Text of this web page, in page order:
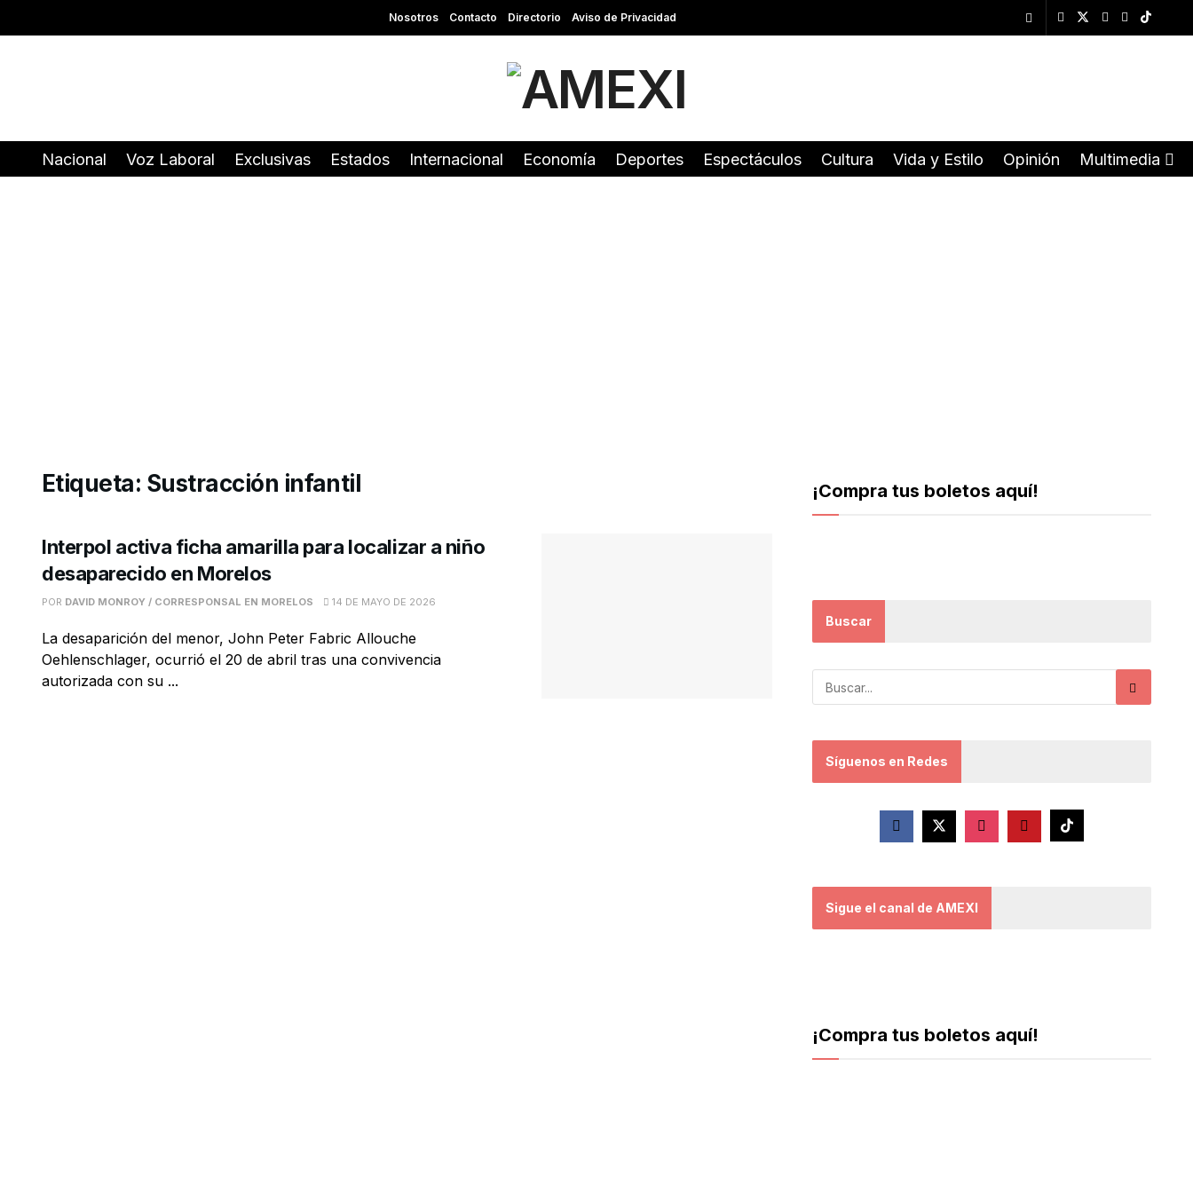
Nosotros Contacto Directorio Aviso de Privacidad
Nacional Voz Laboral Exclusivas Estados Internacional Economía Deportes Espectáculos Cultura Vida y Estilo Opinión Multimedia
Etiqueta: Sustracción infantil
Interpol activa ficha amarilla para localizar a niño
desaparecido en Morelos
POR DAVID MONROY / CORRESPONSAL EN MORELOS 14 DE MAYO DE 2026
La desaparición del menor, John Peter Fabric Allouche
Oehlenschlager, ocurrió el 20 de abril tras una convivencia
autorizada con su ...
¡Compra tus boletos aquí!
Buscar
Síguenos en Redes
Sigue el canal de AMEXI
¡Compra tus boletos aquí!